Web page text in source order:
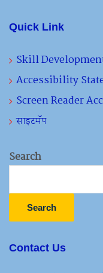
Quick Link
Skill
Accessibility
Screen Reader
साइटमॅप
Search
Search
Contact Us